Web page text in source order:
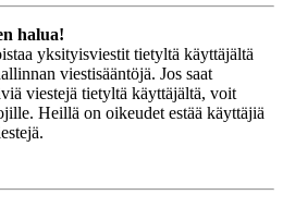
halua!
yksityisviestit tietyltä käyttäjältä
viestisääntöjä. Jos saat
viestejä tietyltä käyttäjältä, voit
Heillä on oikeudet estää käyttäjiä